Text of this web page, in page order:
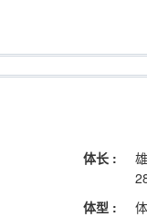
体长 :
体型 :